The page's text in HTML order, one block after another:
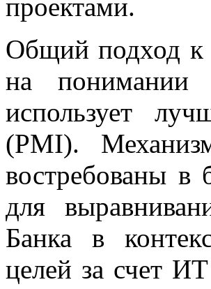
проектами.
Общий подход к
на
использует
(PMI).
востребованы в
для
Банка в
целей за счет